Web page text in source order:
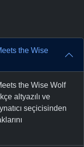
the Wise
the Wise Wolf
altyazılı ve
seçicisinden